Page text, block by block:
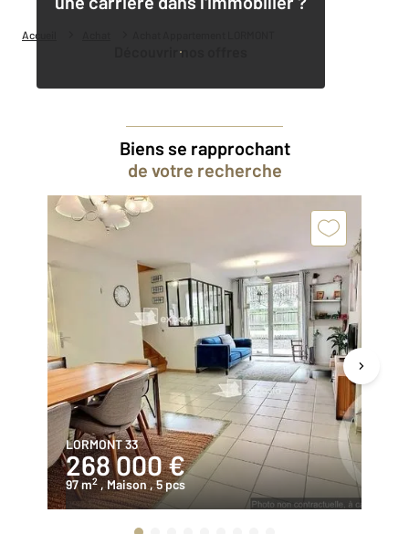
Accueil
Découvrir nos offres
Biens se rapprochant
de votre recherche
LORMONT 33
268 000 €
97 m2 , Maison, 5 pcs